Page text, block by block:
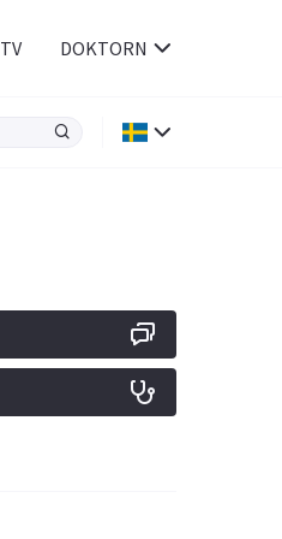
Sex & Samliv
Sömn & Stress
TV DOKTORN